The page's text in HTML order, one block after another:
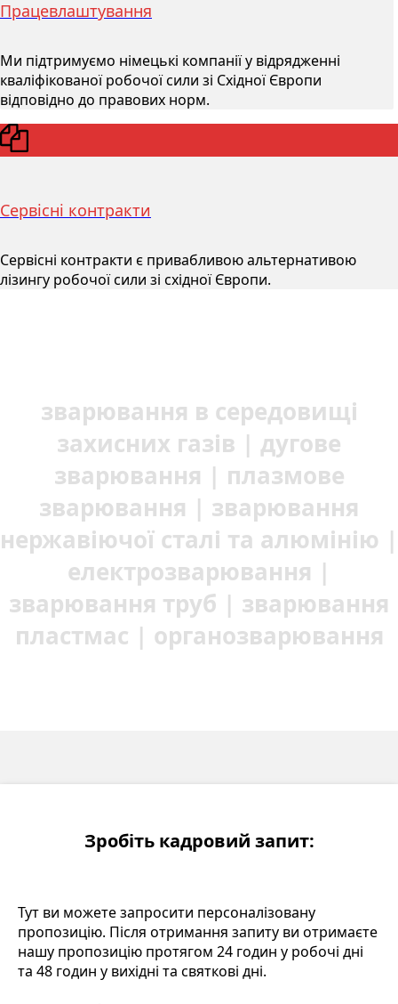
Працевлаштування
Ми підтримуємо німецькі компанії у відрядженні
кваліфікованої робочої сили зі Східної Європи
відповідно до правових норм.
Сервісні контракти
Сервісні контракти є привабливою альтернативою
лізингу робочої сили зі східної Європи.
зварювання в середовищі
захисних газів | дугове
зварювання | плазмове
зварювання | зварювання
нержавіючої сталі та алюмінію |
електрозварювання |
зварювання труб | зварювання
пластмас | органозварювання
Зробіть кадровий запит:
Тут ви можете запросити персоналізовану
пропозицію. Після отримання запиту ви отримаєте
нашу пропозицію протягом 24 годин у робочі дні
та 48 годин у вихідні та святкові дні.